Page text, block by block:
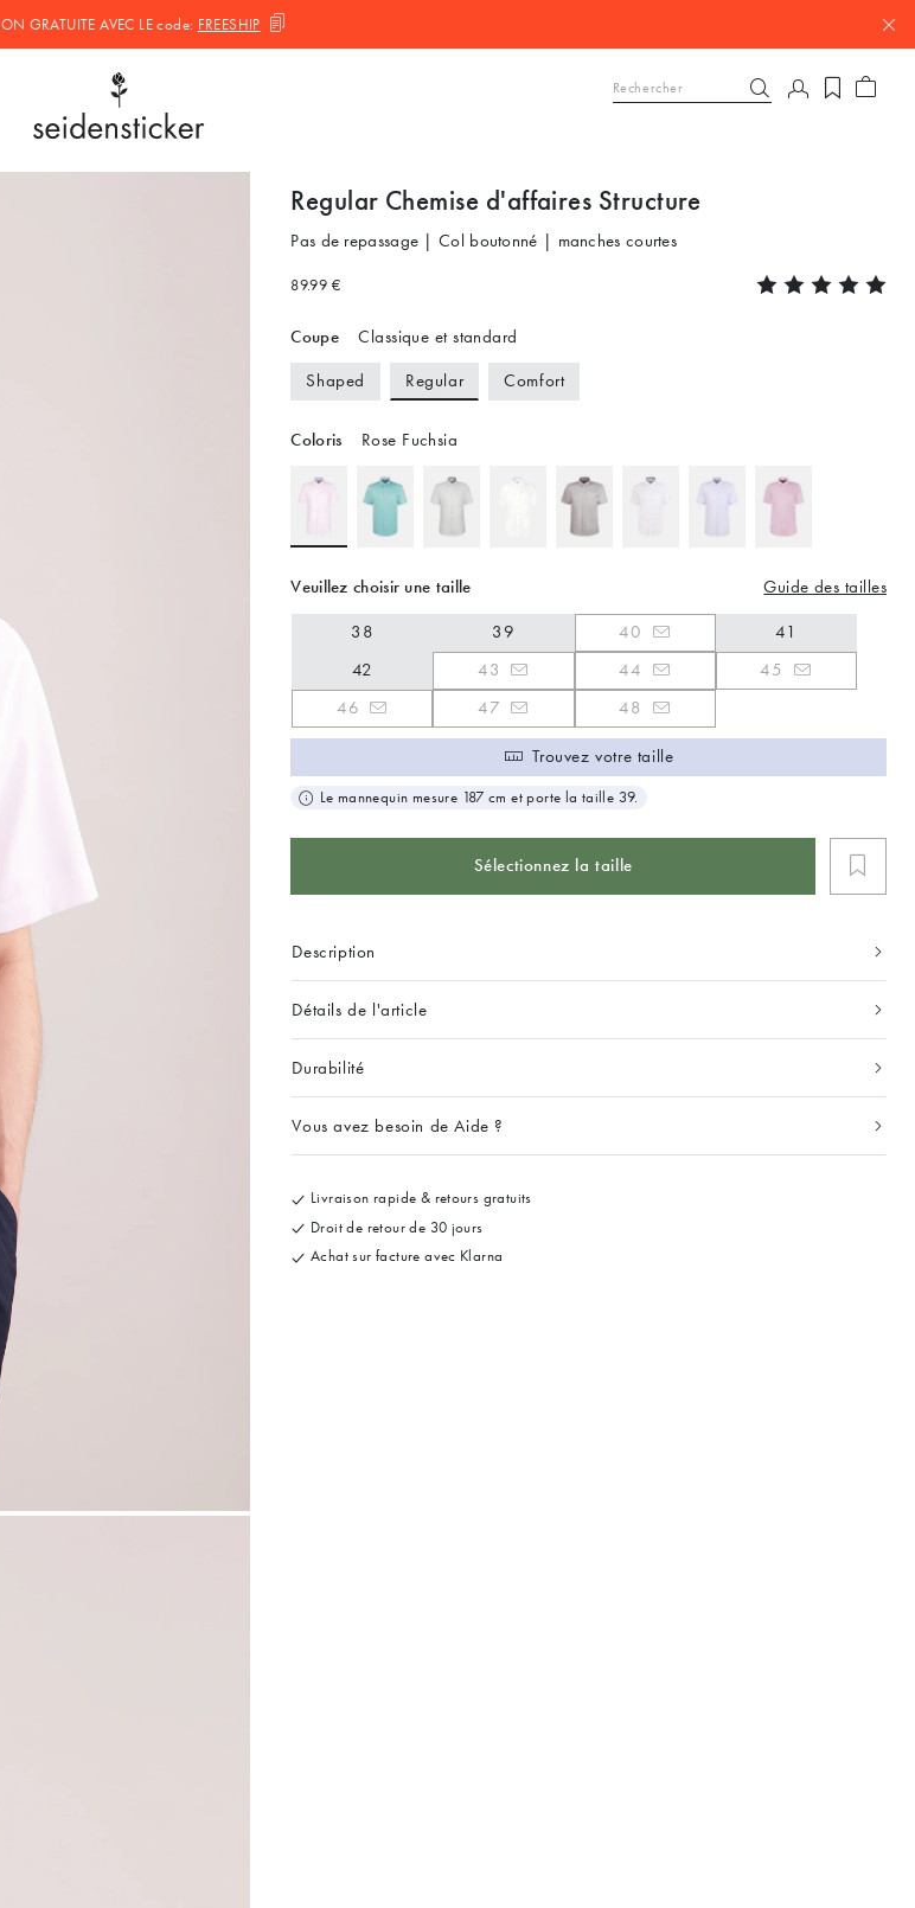
GRATUITE AVEC LEcode: FREESHIP
Regular Chemise d'affaires Structure
Pas de repassage | Col boutonné | manches courtes
89.99 €
Coupe Classique et standard
Shaped Regular Comfort
Coloris Rose Fuchsia
Veuillez choisir une taille Guide des tailles
38 39 40
41
42
43 44
45
46
47 48
Trouvez votre taille
Le mannequin mesure 187 cm et porte la taille 39.
Sélectionnez la taille
Description
Détails de l'article
Durabilité
Vous avez besoin de Aide ?
Livraison rapide & retours gratuits
Droit de retour de 30 jours
Achat sur facture avec Klarna